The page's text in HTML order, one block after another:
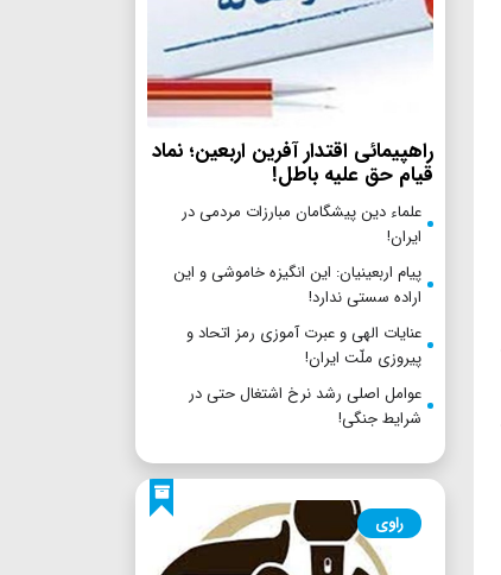
راهپیمائی اقتدار آفرین اربعین؛ نماد
قیام حق علیه باطل!
علماء دین پیشگامان مبارزات مردمی در
ایران!
پیام اربعینیان: این انگیزه خاموشی و این
اراده سستی ندارد!
عنایات الهی و عبرت آموزی رمز اتحاد و
پیروزی ملّت ایران!
عوامل اصلی رشد نرخ اشتغال حتی در
شرایط جنگی!
راوی